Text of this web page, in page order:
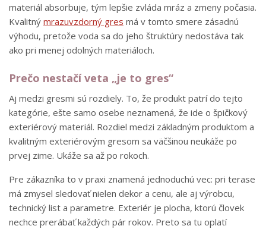
materiál absorbuje, tým lepšie zvláda mráz a zmeny počasia.
Kvalitný mrazuvzdorný gres má v tomto smere zásadnú
výhodu, pretože voda sa do jeho štruktúry nedostáva tak
ako pri menej odolných materiáloch.
Prečo nestačí veta „je to gres“
Aj medzi gresmi sú rozdiely. To, že produkt patrí do tejto
kategórie, ešte samo osebe neznamená, že ide o špičkový
exteriérový materiál. Rozdiel medzi základným produktom a
kvalitným exteriérovým gresom sa väčšinou neukáže po
prvej zime. Ukáže sa až po rokoch.
Pre zákazníka to v praxi znamená jednoduchú vec: pri terase
má zmysel sledovať nielen dekor a cenu, ale aj výrobcu,
technický list a parametre. Exteriér je plocha, ktorú človek
nechce prerábať každých pár rokov. Preto sa tu oplatí